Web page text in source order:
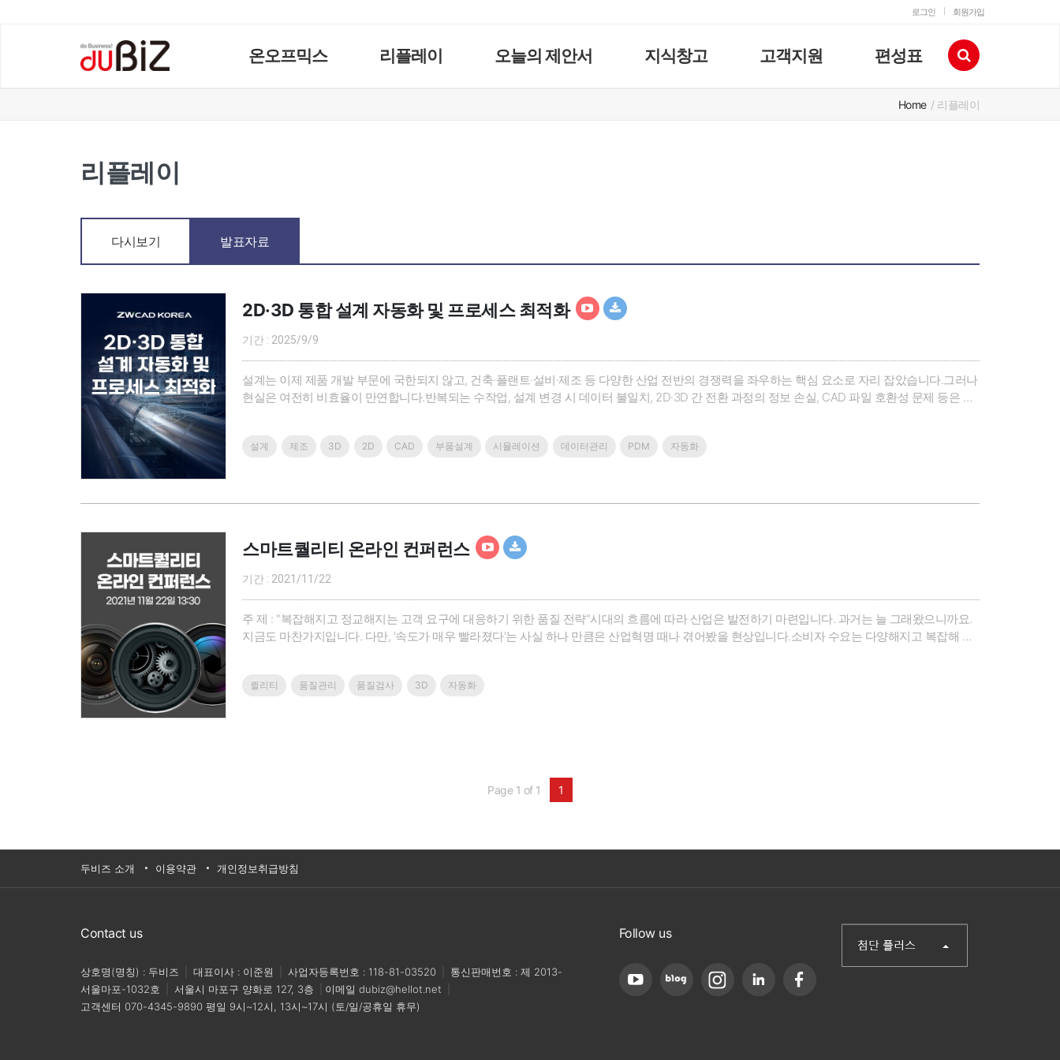
로그인 회원가입
온오프믹스 리플레이 오늘의 제안서 지식창고 고객지원 편성표
Home / 리플레이
리플레이
다시보기 발표자료
2D·3D 통합 설계 자동화 및 프로세스 최적화
기간 : 2025/9/9
설계는 이제 제품 개발 부문에 국한되지 않고, 건축·플랜트·설비·제조 등 다양한 산업 전반의 경쟁력을 좌우하는 핵심 요소로 자리 잡았습니다.그러나
현실은 여전히 비효율이 만연합니다.반복되는 수작업, 설계 변경 시 데이터 불일치, 2D·3D 간 전환 과정의 정보 손실, CAD 파일 호환성 문제 등은 업
설계 제조 3D 2D CAD 부품설계 시뮬레이션 데이터관리 PDM 자동화
스마트퀄리티 온라인 컨퍼런스
기간 : 2021/11/22
주 제 : "복잡해지고 정교해지는 고객 요구에 대응하기 위한 품질 전략"시대의 흐름에 따라 산업은 발전하기 마련입니다. 과거는 늘 그래왔으니까요.
지금도 마찬가지입니다. 다만, '속도가 매우 빨라졌다'는 사실 하나 만큼은 산업혁명 때나 겪어봤을 현상입니다.소비자 수요는 다양해지고 복잡해 졌
퀼리티 품질관리 품질검사 3D 자동화
Page 1 of 1 1
두비즈 소개 이용약관 개인정보취급방침
Contact us
상호명(명칭) : 두비즈 대표이사 : 이준원 사업자등록번호 : 118-81-03520
통신판매번호 : 제 2013-
서울마포-1032호
서울시 마포구 양화로 127, 3층 이메일 dubiz@hellot.net
고객센터 070-4345-9890 평일 9시~12시, 13시~17시 (토/일/공휴일 휴무)
Follow us (주)첨단
산업단지신문